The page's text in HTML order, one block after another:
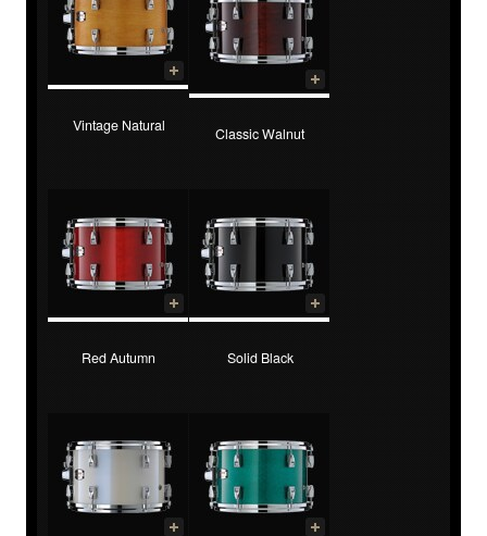
Vintage Natural Classic Walnut
Red Autumn Solid Black